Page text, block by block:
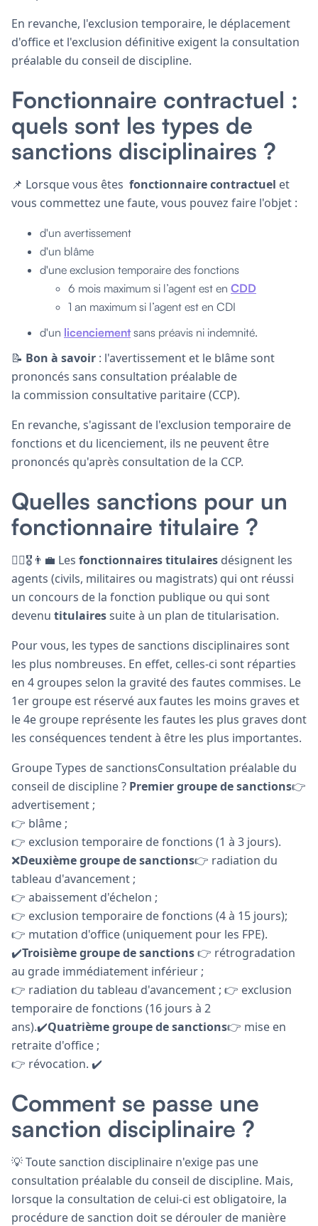
En revanche, l'exclusion temporaire, le déplacement
d'office et l'exclusion définitive exigent la consultation
préalable du conseil de discipline.
Fonctionnaire contractuel :
quels sont les types de
sanctions disciplinaires ?
📌 Lorsque vous êtes fonctionnaire contractuel et
vous commettez une faute, vous pouvez faire l'objet :
d'un avertissement
d'un blâme
d'une exclusion temporaire des fonctions
6 mois maximum si l’agent est en CDD
1 an maximum si l’agent est en CDI
d'un licenciementsans préavis ni indemnité.
📝 Bon à savoir : l'avertissement et le blâme sont
prononcés sans consultation préalable de
la commission consultative paritaire (CCP).
En revanche, s'agissant de l'exclusion temporaire de
fonctions et du licenciement, ils ne peuvent être
prononcés qu'après consultation de la CCP.
Quelles sanctions pour un
fonctionnaire titulaire ?
👩‍⚖️🎖️👨‍💼 Les fonctionnaires titulaires désignent les
agents (civils, militaires ou magistrats) qui ont réussi
un concours de la fonction publique ou qui sont
devenu titulairessuite à un plan de titularisation.
Pour vous, les types de sanctions disciplinaires sont
les plus nombreuses. En effet, celles-ci sont réparties
en 4 groupes selon la gravité des fautes commises. Le
1er groupe est réservé aux fautes les moins graves et
le 4e groupe représente les fautes les plus graves dont
les conséquences tendent à être les plus importantes.
Groupe Types de sanctionsConsultation préalable du
conseil de discipline ? Premier groupe de sanctions👉
advertisement ;
👉 blâme ;
👉 exclusion temporaire de fonctions (1 à 3 jours).
❌Deuxième groupe de sanctions👉 radiation du
tableau d'avancement ;
👉 abaissement d'échelon ;
👉 exclusion temporaire de fonctions (4 à 15 jours);
👉 mutation d'office (uniquement pour les FPE).
✔️Troisième groupe de sanctions👉 rétrogradation
au grade immédiatement inférieur ;
👉 radiation du tableau d'avancement ; 👉 exclusion
temporaire de fonctions (16 jours à 2
ans).✔️Quatrième groupe de sanctions👉 mise en
retraite d'office ;
👉 révocation. ✔️
Comment se passe une
sanction disciplinaire ?
💡 Toute sanction disciplinaire n'exige pas une
consultation préalable du conseil de discipline. Mais,
lorsque la consultation de celui-ci est obligatoire, la
procédure de sanction doit se dérouler de manière